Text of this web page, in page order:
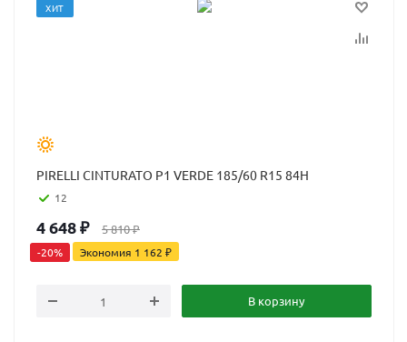
ХИТ
PIRELLI CINTURATO P1 VERDE 185/60 R15 84H
12
4 648₽ 5 810₽
-20% Экономия 1 162 ₽
В корзину